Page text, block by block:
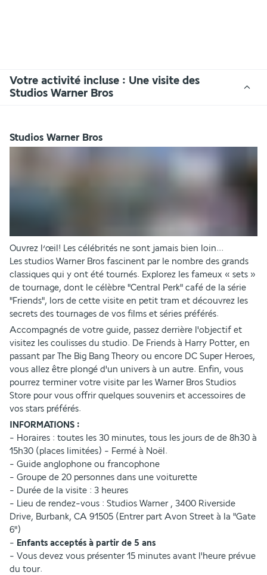
Votre activité incluse : Une visite des
Studios Warner Bros
Studios Warner Bros
Ouvrez l’œil! Les célébrités ne sont jamais bien loin...
Les studios Warner Bros fascinent par le nombre des grands
classiques qui y ont été tournés. Explorez les fameux « sets »
de tournage, dont le célèbre "Central Perk" café de la série
"Friends", lors de cette visite en petit tram et découvrez les
secrets des tournages de vos films et séries préférés.
Accompagnés de votre guide, passez derrière l'objectif et
visitez les coulisses du studio. De Friends à Harry Potter, en
passant par The Big Bang Theory ou encore DC Super Heroes,
vous allez être plongé d'un univers à un autre. Enfin, vous
pourrez terminer votre visite par les Warner Bros Studios
Store pour vous offrir quelques souvenirs et accessoires de
vos stars préférés.
INFORMATIONS :
- Horaires : toutes les 30 minutes, tous les jours de de 8h30 à
15h30 (places limitées) - Fermé à Noël.
- Guide anglophone ou francophone
- Groupe de 20 personnes dans une voiturette
- Durée de la visite : 3 heures
- Lieu de rendez-vous : Studios Warner , 3400 Riverside
Drive, Burbank, CA 91505 (Entrer part Avon Street à la "Gate
6")
- Enfants acceptés à partir de 5 ans
- Vous devez vous présenter 15 minutes avant l'heure prévue
du tour.